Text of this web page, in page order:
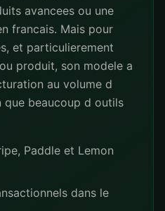
avancees ou une
francais. Mais pour
et particulierement
produit, son modele a
au volume d
que beaucoup d outils
Paddle et Lemon
dans le